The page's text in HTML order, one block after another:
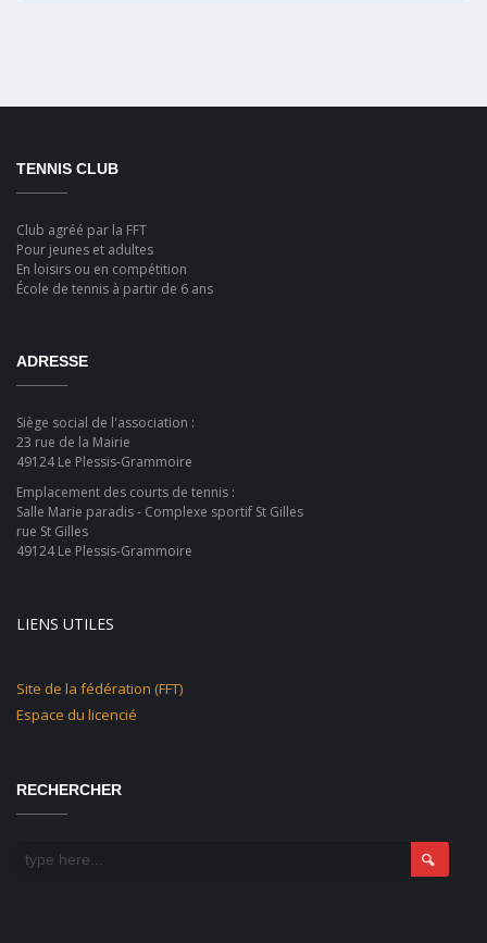
TENNIS CLUB
Club agréé par la FFT
Pour jeunes et adultes
En loisirs ou en compétition
École de tennis à partir de 6 ans
ADRESSE
Siège social de l'association :
23 rue de la Mairie
49124 Le Plessis-Grammoire
Emplacement des courts de tennis :
Salle Marie paradis - Complexe sportif St Gilles
rue St Gilles
49124 Le Plessis-Grammoire
LIENS UTILES
Site de la fédération (FFT)
Espace du licencié
RECHERCHER